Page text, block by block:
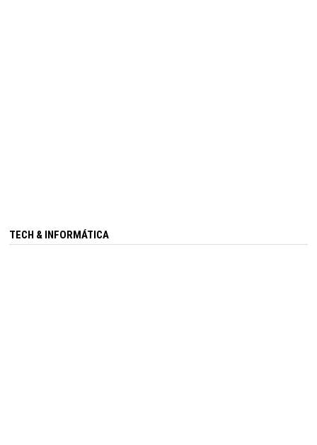
TECH & INFORMÁTICA